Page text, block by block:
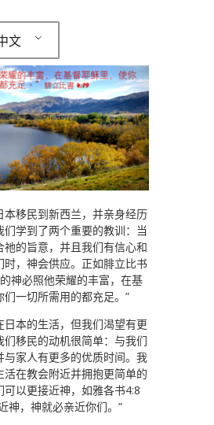
文
本移民到新西兰，并亲身经历
们学到了两个重要的教训：当
祂的旨意，并且我们有信心和
时，神会供应。正如腓立比书
神必照他荣耀的丰富，在基
一切所需用的都充足。”
日本的生活，但我们渴望有更
们移民的动机很简单：与我们
与家人有更多的优质时间。我
活在教会附近并拥抱更简单的
可以更接近神，如雅各书4:8
神，神就必亲近你们。”